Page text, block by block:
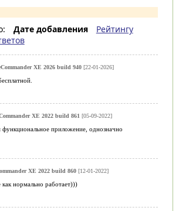
Дате добавления
Рейтингу
XE 2026 build 940[22-01-2026]
XE 2022 build 861 [05-09-2022]
приложение, однозначно
XE 2022 build 860[12-01-2022]
нормально работает)))